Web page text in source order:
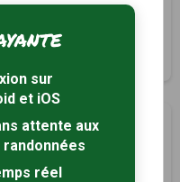
et chemins creux
sur
et iOS
attente aux
réel